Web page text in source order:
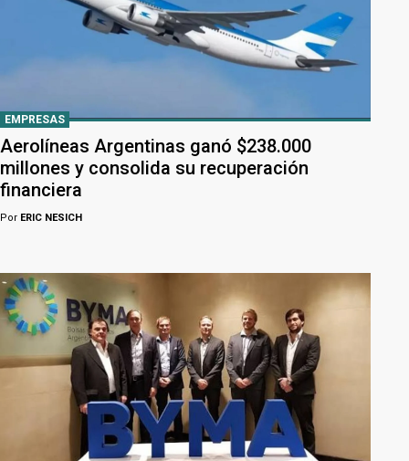
EMPRESAS
Aerolíneas Argentinas ganó $238.000
millones y consolida su recuperación
financiera
Por ERIC NESICH